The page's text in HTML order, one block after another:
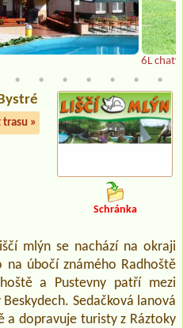
6L chaty
trasu »
Schránka
mlýn se nachází na okraji
na úbočí známého Radhoště
a Pustevny patří mezi
Sedačková lanová
a dopravuje turisty z Ráztoky